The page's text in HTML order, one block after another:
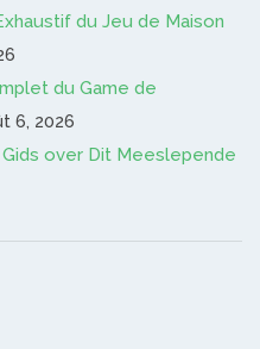
du Jeu de Maison
du Game de
6, 2026
over Dit Meeslepende